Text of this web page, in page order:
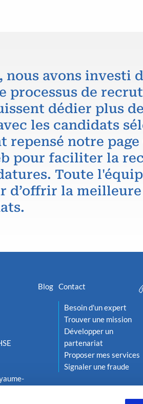
nous avons investi
processus de
dédier plus
les candidats
repensé notre
pour faciliter la
Toute
d’offrir la
Blog Contact
Besoin d'un expert
Trouver une mission
Développer un
partenariat
Proposer mes services
Signaler une fraude